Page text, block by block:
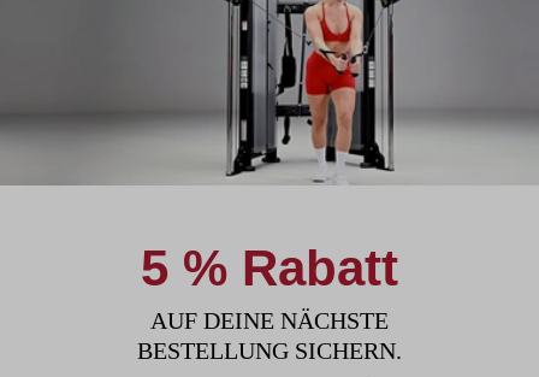
5 % Rabatt
AUF DEINE NÄCHSTE
BESTELLUNG SICHERN.